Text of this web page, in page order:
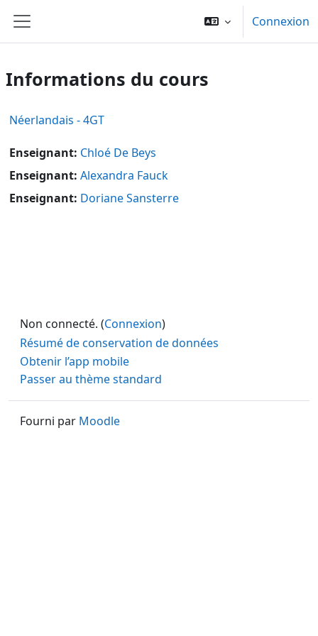
Panneau latéral
Connexion
Informations du cours
Néerlandais - 4GT
Enseignant: Chloé De Beys
Enseignant: Alexandra Fauck
Enseignant: Doriane Sansterre
Non connecté. (Connexion)
Résumé de conservation de données
Obtenir l’app mobile
Passer au thème standard
Fourni par Moodle